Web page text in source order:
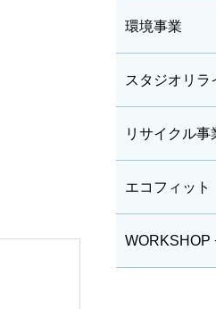
環境事業
スタジオリラ
リサイクル事
エコフィット
WORKSHOP